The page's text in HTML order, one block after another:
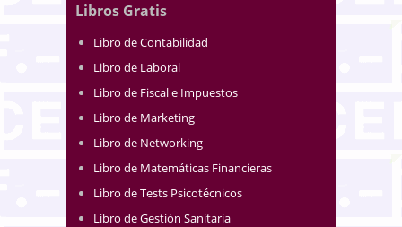
Libros Gratis
Libro de Contabilidad
Libro de Laboral
Libro de Fiscal e Impuestos
Libro de Marketing
Libro de Networking
Libro de Matemáticas Financieras
Libro de Tests Psicotécnicos
Libro de Gestión Sanitaria